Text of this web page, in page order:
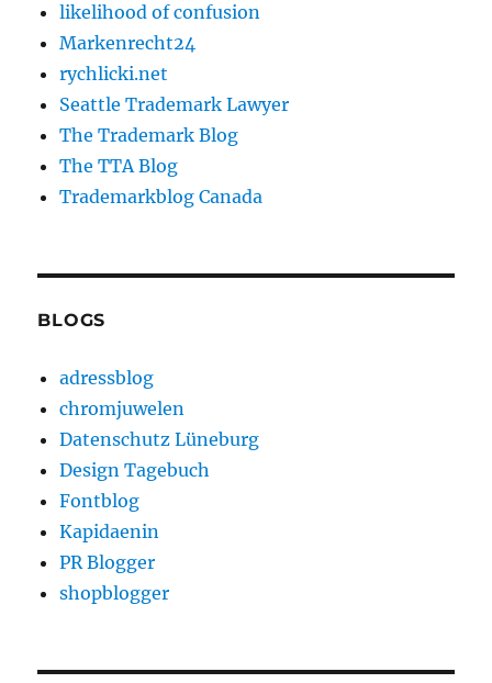
likelihood of confusion
Markenrecht24
rychlicki.net
Seattle Trademark Lawyer
The Trademark Blog
The TTA Blog
Trademarkblog Canada
BLOGS
adressblog
chromjuwelen
Datenschutz Lüneburg
Design Tagebuch
Fontblog
Kapidaenin
PR Blogger
shopblogger